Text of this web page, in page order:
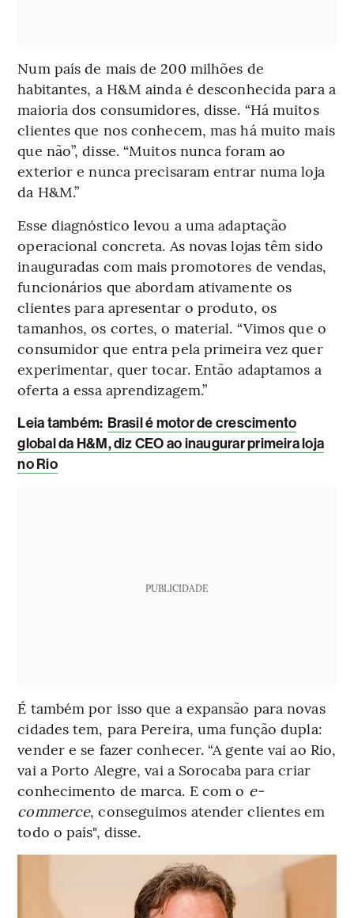
Num país de mais de 200 milhões de
habitantes, a H&M ainda é desconhecida para a
maioria dos consumidores, disse. “Há muitos
clientes que nos conhecem, mas há muito mais
que não”, disse. “Muitos nunca foram ao
exterior e nunca precisaram entrar numa loja
da H&M.”
Esse diagnóstico levou a uma adaptação
operacional concreta. As novas lojas têm sido
inauguradas com mais promotores de vendas,
funcionários que abordam ativamente os
clientes para apresentar o produto, os
tamanhos, os cortes, o material. “Vimos que o
consumidor que entra pela primeira vez quer
experimentar, quer tocar. Então adaptamos a
oferta a essa aprendizagem.”
Leia também: Brasil é motor de crescimento
global da H&M, diz CEO ao inaugurar primeira loja
no Rio
PUBLICIDADE
É também por isso que a expansão para novas
cidades tem, para Pereira, uma função dupla:
vender e se fazer conhecer. “A gente vai ao Rio,
vai a Porto Alegre, vai a Sorocaba para criar
conhecimento de marca. E com o e-
commerce, conseguimos atender clientes em
todo o país", disse.